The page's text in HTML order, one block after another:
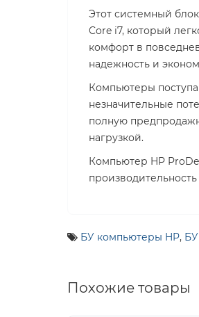
Этот системный
Core i7, который
комфорт в
надежность и
Компьютеры
незначительные
полную
нагрузкой.
Компьютер HP
БУ компьютеры HP,
Похожие товары